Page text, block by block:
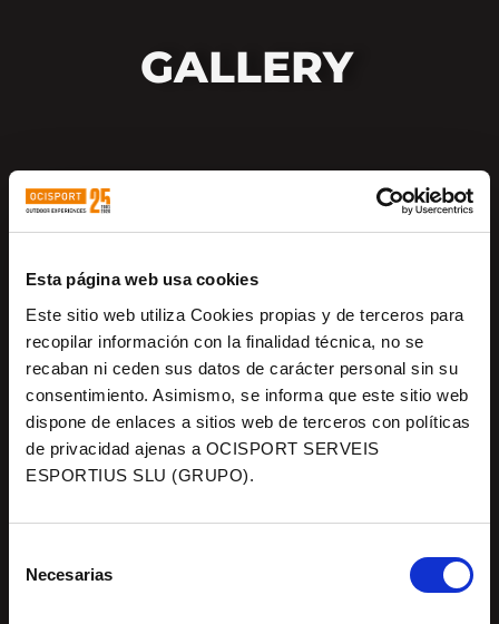
Esta página web usa cookies
Este sitio web utiliza Cookies propias y de terceros para
recopilar información con la finalidad técnica, no se
recaban ni ceden sus datos de carácter personal sin su
consentimiento. Asimismo, se informa que este sitio web
dispone de enlaces a sitios web de terceros con políticas
de privacidad ajenas a OCISPORT SERVEIS
ESPORTIUS SLU (GRUPO).
Necesarias
GALLERY
31/05/2026